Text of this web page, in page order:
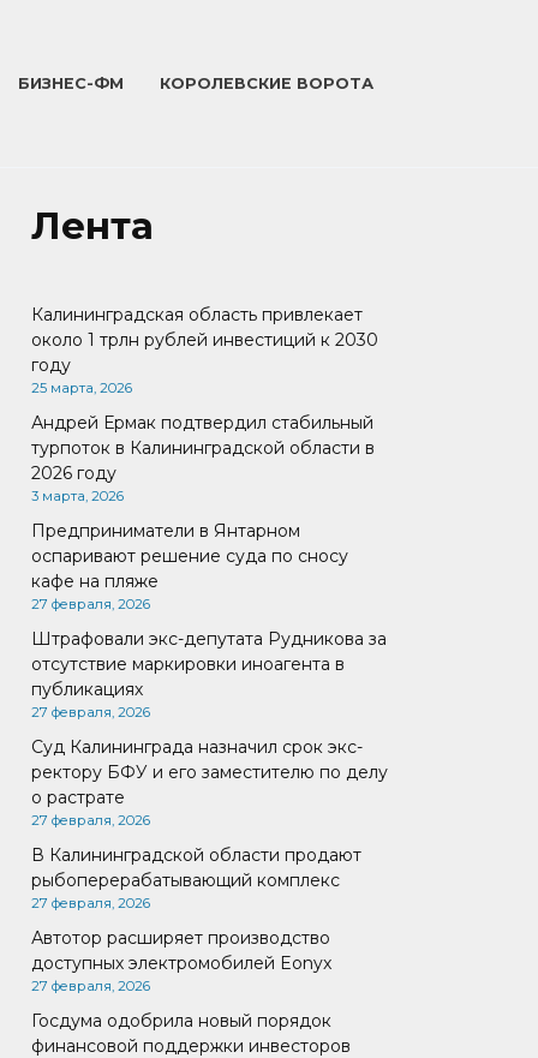
БИЗНЕС-ФМ КОРОЛЕВСКИЕ ВОРОТА
Лента
Калининградская область привлекает
около 1 трлн рублей инвестиций к 2030
году
25 марта, 2026
Андрей Ермак подтвердил стабильный
турпоток в Калининградской области в
2026 году
3 марта, 2026
Предприниматели в Янтарном
оспаривают решение суда по сносу
кафе на пляже
27 февраля, 2026
Штрафовали экс-депутата Рудникова за
отсутствие маркировки иноагента в
публикациях
27 февраля, 2026
Суд Калининграда назначил срок экс-
ректору БФУ и его заместителю по делу
о растрате
27 февраля, 2026
В Калининградской области продают
рыбоперерабатывающий комплекс
27 февраля, 2026
Автотор расширяет производство
доступных электромобилей Eonyx
27 февраля, 2026
Госдума одобрила новый порядок
финансовой поддержки инвесторов